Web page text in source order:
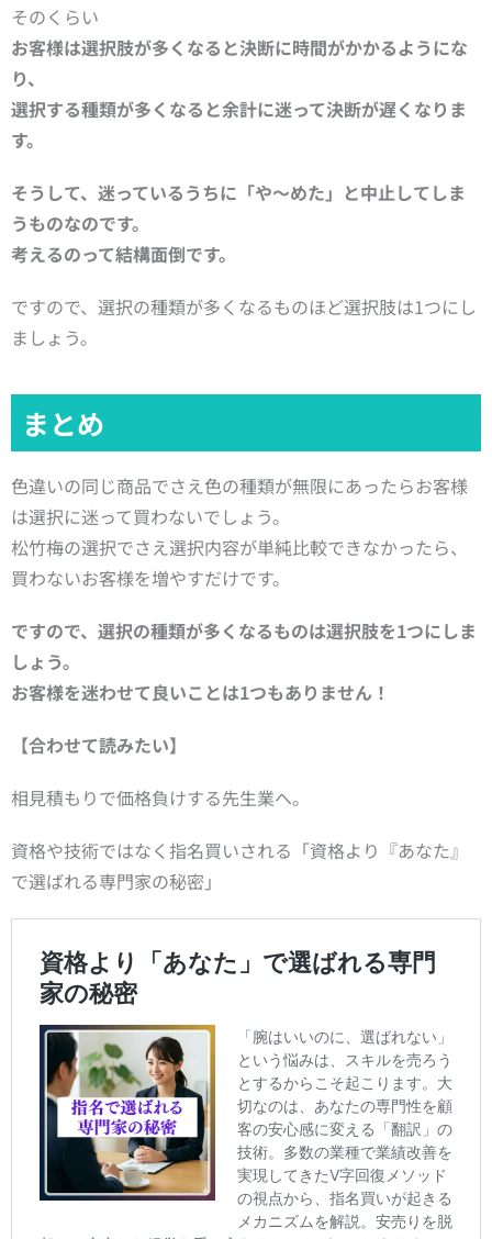
そのくらい
お客様は選択肢が多くなると決断に時間がかかるようにな
り、
選択する種類が多くなると余計に迷って決断が遅くなりま
す。
そうして、迷っているうちに 「や～めた」と中止してしま
うものなのです。
考えるのって結構面倒です。
ですので、選択の種類が多くなるものほど選択肢は1つにし
ましょう。
まとめ
色違いの同じ商品でさえ色の種類が無限にあったらお客様
は選択に迷って買わないでしょう。
松竹梅の選択でさえ選択内容が単純比較できなかったら、
買わないお客様を増やすだけです。
ですので、 選択の種類が多くなるものは選択肢を1つにしま
しょう。
お客様を迷わせて良いことは1つもありません！
【合わせて読みたい】
相見積もりで価格負けする先生業へ。
資格や技術ではなく指名買いされる「資格より『あなた』
で選ばれる専門家の秘密」